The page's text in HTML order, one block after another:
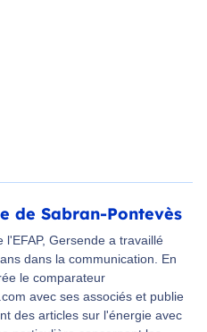
de Sabran-Pontevès
l'EFAP, Gersende a travaillé
dans la communication. En
le comparateur
avec ses associés et publie
des articles sur l'énergie avec